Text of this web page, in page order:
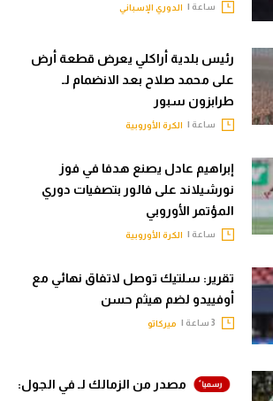
ساعة | الدوري الإسباني
رئيس بلدية أراكلي يعرض قطعة أرض
على محمد صلاح بعد الانضمام لـ
طرابزون سبور
ساعة | الكرة الأوروبية
إبراهيم عادل يصنع هدفا في فوز
نورشيلاند على فالور بتصفيات دوري
المؤتمر الأوروبي
ساعة | الكرة الأوروبية
تقرير: سلتيك توصل لاتفاق نهائي مع
أوفييدو لضم هيثم حسن
ميركاتو
مصدر من الزمالك لـ في الجول: